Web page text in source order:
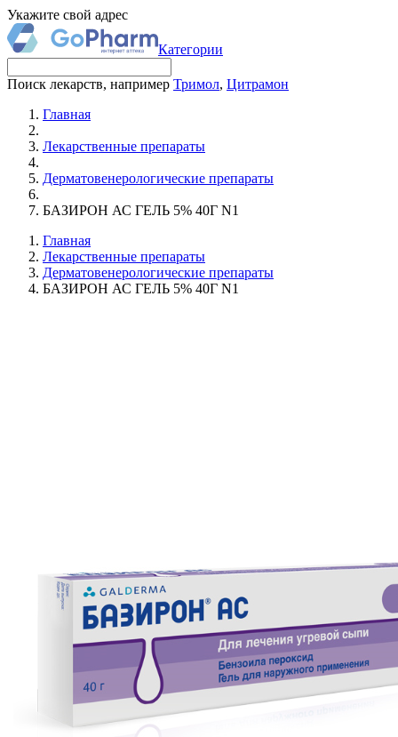
Укажите свой адрес
Категории
Поиск лекарств, например Тримол, Цитрамон
Главная
Лекарственные препараты
Дерматовенерологические препараты
БАЗИРОН АС ГЕЛЬ 5% 40Г N1
Главная
Лекарственные препараты
Дерматовенерологические препараты
БАЗИРОН АС ГЕЛЬ 5% 40Г N1